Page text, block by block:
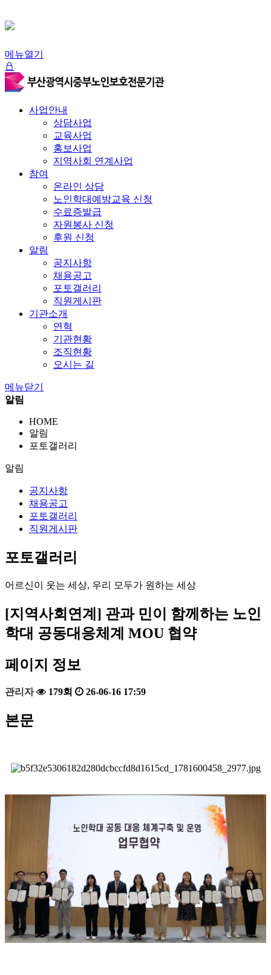
메뉴열기
사업안내
상담사업
교육사업
홍보사업
지역사회 연계사업
참여
온라인 상담
노인학대예방교육 신청
수료증발급
자원봉사 신청
후원 신청
알림
공지사항
채용공고
포토갤러리
직원게시판
기관소개
연혁
기관현황
조직현황
오시는 길
메뉴닫기
알림
HOME
알림
포토갤러리
알림
공지사항
채용공고
포토갤러리
직원게시판
포토갤러리
어르신이 웃는 세상, 우리 모두가 원하는 세상
[지역사회연계] 관과 민이 함께하는 노인
학대 공동대응체계 MOU 협약
페이지 정보
관리자 179회 26-06-16 17:59
본문